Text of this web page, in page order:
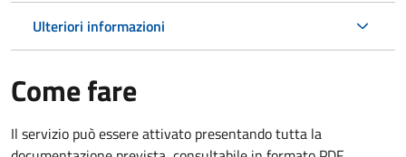
Ulteriori informazioni
Come fare
Il servizio può essere attivato presentando tutta la